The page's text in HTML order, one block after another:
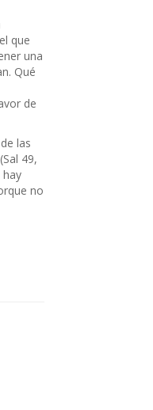
que
una
Qué
de
las
49,
no